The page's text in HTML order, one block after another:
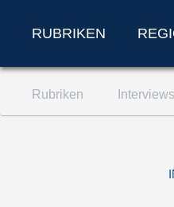
Zum Inhalt
Zur Suche
RUBRIKEN
Rubriken Interviews